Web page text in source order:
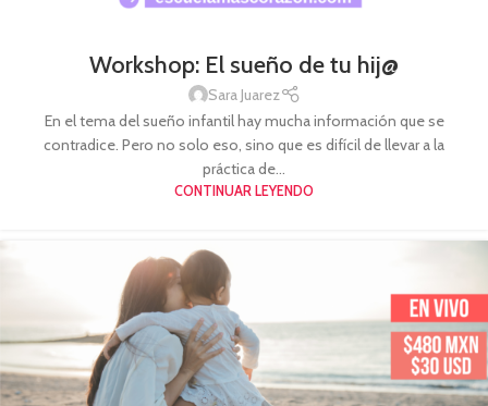
Workshop: El sueño de tu hij@
Sara Juarez
En el tema del sueño infantil hay mucha información que se
contradice. Pero no solo eso, sino que es difícil de llevar a la
práctica de...
CONTINUAR LEYENDO